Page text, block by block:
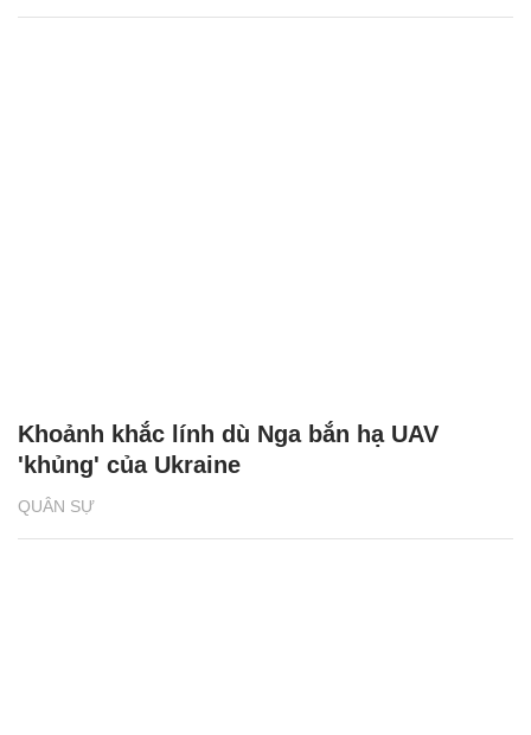
QUÂN SỰ
Khoảnh khắc lính dù Nga bắn hạ UAV
'khủng' của Ukraine